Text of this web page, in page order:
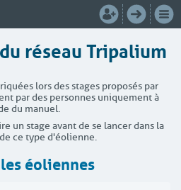
réseau Tripalium
lors des stages proposés par
par des personnes uniquement à
du manuel.
un stage avant de se lancer dans la
ce type d'éolienne.
éoliennes